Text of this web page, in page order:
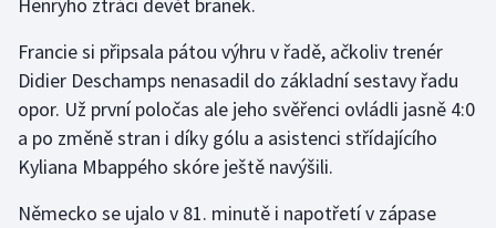
Motorsport
Olympijské hry
Henryho ztrácí devět branek.
Francie si připsala pátou výhru v řadě, ačkoliv trenér
Didier Deschamps nenasadil do základní sestavy řadu
opor. Už první poločas ale jeho svěřenci ovládli jasně 4:0
a po změně stran i díky gólu a asistenci střídajícího
Kyliana Mbappého skóre ještě navýšili.
Německo se ujalo v 81. minutě i napotřetí v zápase